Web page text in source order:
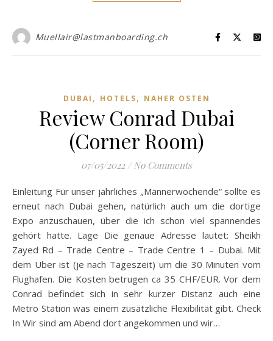
Muellair@lastmanboarding.ch
DUBAI , HOTELS, NAHER OSTEN
Review Conrad Dubai
(Corner Room)
07/05/2022 / No Comments
Einleitung Für unser jährliches „Männerwochende“ sollte es
erneut nach Dubai gehen, natürlich auch um die dortige
Expo anzuschauen, über die ich schon viel spannendes
gehört hatte. Lage Die genaue Adresse lautet: Sheikh
Zayed Rd – Trade Centre – Trade Centre 1 – Dubai. Mit
dem Uber ist (je nach Tageszeit) um die 30 Minuten vom
Flughafen. Die Kosten betrugen ca 35 CHF/EUR. Vor dem
Conrad befindet sich in sehr kurzer Distanz auch eine
Metro Station was einem zusätzliche Flexibilität gibt. Check
In Wir sind am Abend dort angekommen und wir…